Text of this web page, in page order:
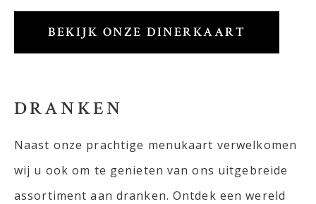
BEKIJK ONZE DINERKAART
DRANKEN
Naast onze prachtige menukaart verwelkomen
wij u ook om te genieten van ons uitgebreide
assortiment aan dranken. Ontdek een wereld